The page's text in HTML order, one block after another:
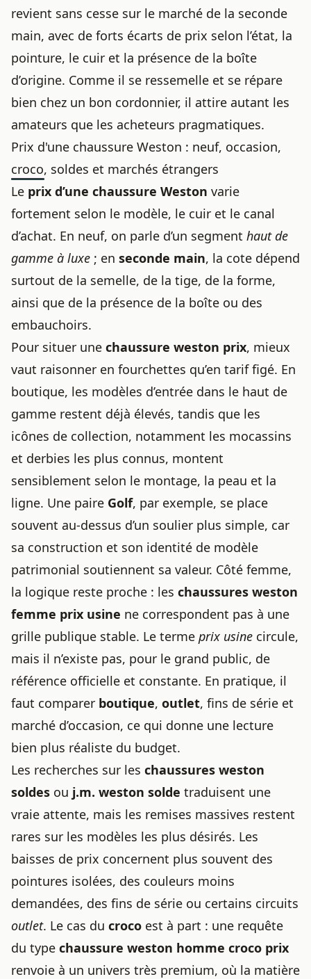
revient sans cesse sur le marché de la seconde
main, avec de forts écarts de prix selon l’état, la
pointure, le cuir et la présence de la boîte
d’origine. Comme il se ressemelle et se répare
bien chez un bon cordonnier, il attire autant les
amateurs que les acheteurs pragmatiques.
Prix d'une chaussure Weston : neuf, occasion,
croco, soldes et marchés étrangers
Le prix d’une chaussure Weston varie
fortement selon le modèle, le cuir et le canal
d’achat. En neuf, on parle d’un segment haut de
gamme à luxe ; en seconde main, la cote dépend
surtout de la semelle, de la tige, de la forme,
ainsi que de la présence de la boîte ou des
embauchoirs.
Pour situer une chaussure weston prix, mieux
vaut raisonner en fourchettes qu’en tarif figé. En
boutique, les modèles d’entrée dans le haut de
gamme restent déjà élevés, tandis que les
icônes de collection, notamment les mocassins
et derbies les plus connus, montent
sensiblement selon le montage, la peau et la
ligne. Une paire Golf, par exemple, se place
souvent au-dessus d’un soulier plus simple, car
sa construction et son identité de modèle
patrimonial soutiennent sa valeur. Côté femme,
la logique reste proche : les chaussures weston
femme prix usine ne correspondent pas à une
grille publique stable. Le terme prix usine circule,
mais il n’existe pas, pour le grand public, de
référence officielle et constante. En pratique, il
faut comparer boutique, outlet, fins de série et
marché d’occasion, ce qui donne une lecture
bien plus réaliste du budget.
Les recherches sur les chaussures weston
soldes ou j.m. weston solde traduisent une
vraie attente, mais les remises massives restent
rares sur les modèles les plus désirés. Les
baisses de prix concernent plus souvent des
pointures isolées, des couleurs moins
demandées, des fins de série ou certains circuits
outlet. Le cas du croco est à part : une requête
du type chaussure weston homme croco prix
renvoie à un univers très premium, où la matière